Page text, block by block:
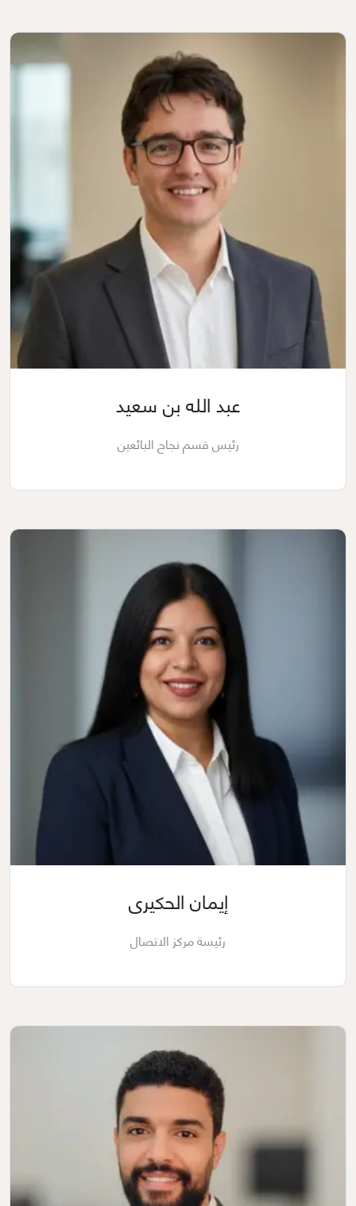
عبد الله بن سعيد
رئيس قسم نجاح البائعين
إيمان الحكيرى
رئيسة مركز الاتصال